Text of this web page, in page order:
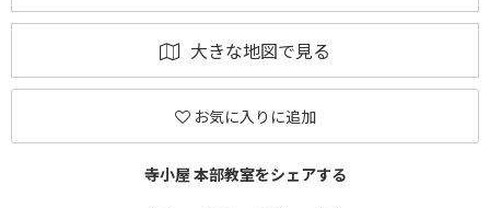
大きな地図で見る
お気に入りに追加
寺小屋 本部教室をシェアする